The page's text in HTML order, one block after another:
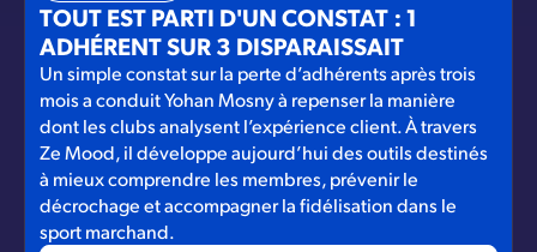
TOUT EST PARTI D'UN CONSTAT : 1
ADHÉRENT SUR 3 DISPARAISSAIT
Un simple constat sur la perte d’adhérents après trois
mois a conduit Yohan Mosny à repenser la manière
dont les clubs analysent l’expérience client. À travers
Ze Mood, il développe aujourd’hui des outils destinés
à mieux comprendre les membres, prévenir le
décrochage et accompagner la fidélisation dans le
sport marchand.